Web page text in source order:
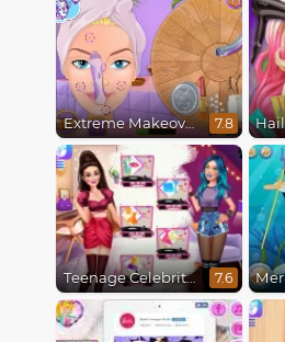
Extreme Makeover 7.8
Teenage Celebrity Rivalry 7.6